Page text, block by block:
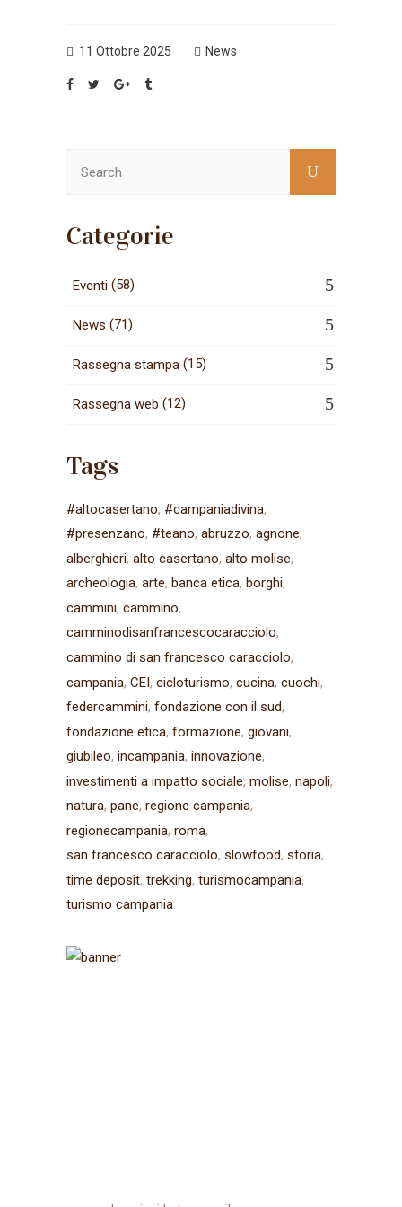
11 Ottobre 2025 News
Categorie
Eventi (58)
News (71)
Rassegna stampa (15)
Rassegna web (12)
Tags
#altocasertano #campaniadivina
#presenzano #teano abruzzo agnone
alberghieri alto casertano alto molise
archeologia arte banca etica borghi
cammini cammino
camminodisanfrancescocaracciolo
cammino di san francesco caracciolo
campania CEI cicloturismo cucina cuochi
federcammini fondazione con il sud
fondazione etica formazione giovani
giubileo incampania innovazione
investimenti a impatto sociale molise napoli
natura pane regione campania
regionecampania roma
san francesco caracciolo slowfood storia
time deposit trekking turismocampania
turismo campania